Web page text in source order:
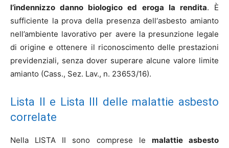
l’indennizzo danno biologico ed eroga la rendita. È
sufficiente la prova della presenza dell‘asbesto amianto
nell’ambiente lavorativo per avere la presunzione legale
di origine e ottenere il riconoscimento delle prestazioni
previdenziali, senza dover superare alcune valore limite
amianto (Cass., Sez. Lav., n. 23653/16).
Lista II e Lista III delle malattie asbesto
correlate
Nella LISTA II sono comprese le malattie asbesto